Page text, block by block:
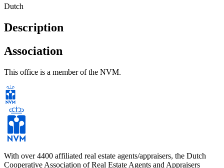
Dutch
Description
Association
This office is a member of the NVM.
With over 4400 affiliated real estate agents/appraisers, the Dutch
Cooperative Association of Real Estate Agents and Appraisers